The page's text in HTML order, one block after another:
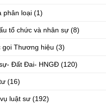
phân loại (1)
tổ chức và nhân sự (8)
gọi Thương hiệu (3)
Đất Đai- HNGĐ (120)
(16)
luật sư (192)